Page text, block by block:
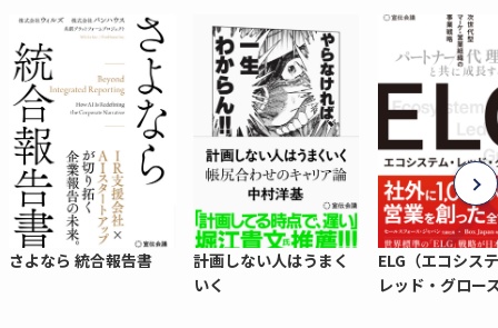
さよなら 統合報告書
計画しない人はうまく
いく
ELG（エコシス
レッド・グロー